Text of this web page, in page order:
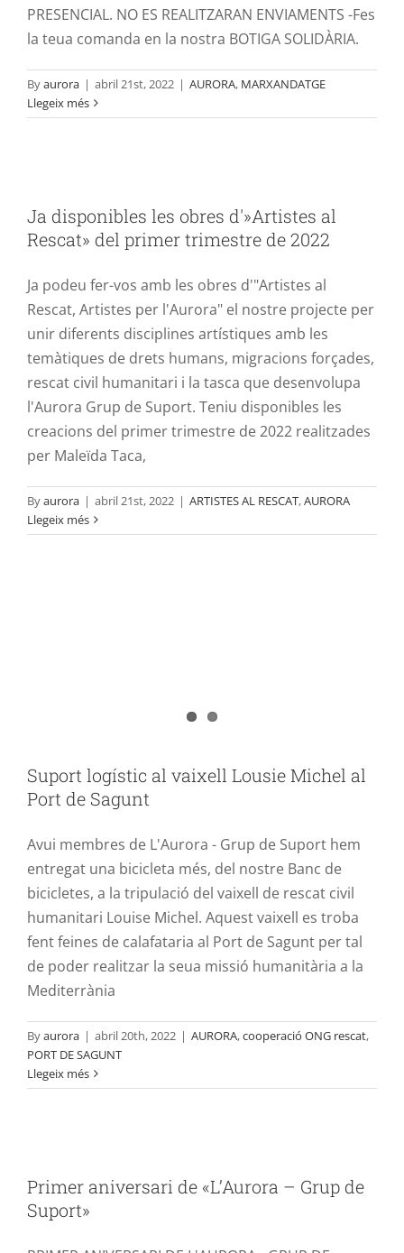
PRESENCIAL. NO ES REALITZARAN ENVIAMENTS -Fes
la teua comanda en la nostra BOTIGA SOLIDÀRIA.
Byaurora | abril 21st, 2022 | AURORA, MARXANDATGE
Llegeix més
ARTISTES AL RESCAT AURORA
Ja disponibles les obres d'»Artistes al
Rescat» del primer trimestre de 2022
Ja podeu fer-vos amb les obres d'"Artistes al
Rescat, Artistes per l'Aurora" el nostre projecte per
unir diferents disciplines artístiques amb les
temàtiques de drets humans, migracions forçades,
rescat civil humanitari i la tasca que desenvolupa
l'Aurora Grup de Suport. Teniu disponibles les
creacions del primer trimestre de 2022 realitzades
per Maleïda Taca,
Byaurora | abril 21st, 2022 | ARTISTES AL RESCAT,AURORA
Llegeix més
Suport logístic al vaixell Lousie Michel al
Port de Sagunt
Avui membres de L'Aurora - Grup de Suport hem
entregat una bicicleta més, del nostre Banc de
bicicletes, a la tripulació del vaixell de rescat civil
humanitari Louise Michel. Aquest vaixell es troba
fent feines de calafataria al Port de Sagunt per tal
de poder realitzar la seua missió humanitària a la
Mediterrània
Byaurora | abril 20th, 2022 | AURORA,cooperació ONG rescat,
PORT DE SAGUNT
Llegeix més
AURORA
Primer aniversari de «L’Aurora – Grup de
Suport»